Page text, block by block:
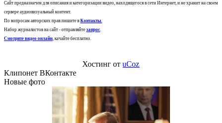
Сайт предназначен для описания и категоризации видео, находящегося в сети Интернет, и не хранит на своем
сервере аудиовизуальный контент.
По вопросам авторских прав пишите в Контакты.
Набор журналистов на сайт - отправляйте запрос.
Смотрите видео онлайн, качайте бесплатно.
Хостинг отuCoz
Клипонет ВКонтакте
Новые фото